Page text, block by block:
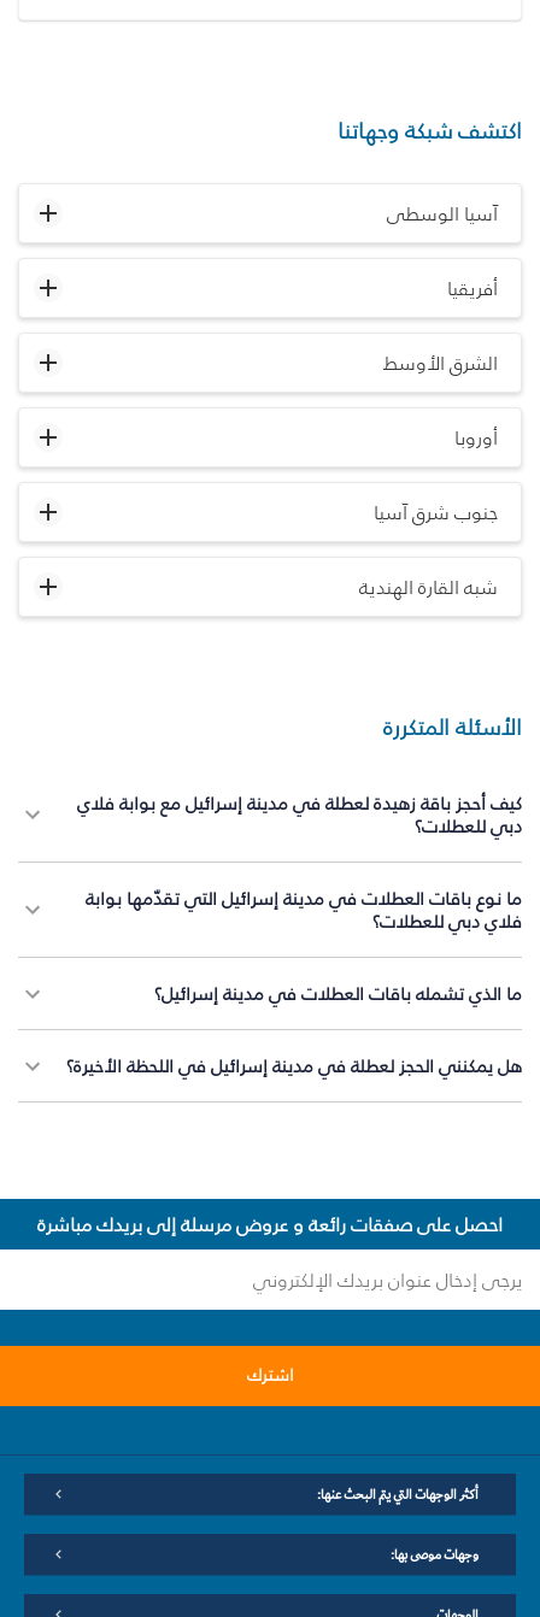
اكتشف شبكة وجهاتنا
آسيا الوسطى
أفريقيا
الشرق الأوسط
أوروبا
جنوب شرق آسيا
شبه القارة الهندية
الأسئلة المتكررة
كيف أحجز باقة زهيدة لعطلة في مدينة إسرائيل مع بوابة فلاي
دبي للعطلات؟
ما نوع باقات العطلات في مدينة إسرائيل التي تقدّمها بوابة
فلاي دبي للعطلات؟
ما الذي تشمله باقات العطلات في مدينة إسرائيل؟
هل يمكنني الحجز لعطلة في مدينة إسرائيل في اللحظة الأخيرة؟
احصل على صفقات رائعة و عروض مرسلة إلى بريدك مباشرة
اشترك
أكثر الوجهات التي يتم البحث عنها:
وجهات موصى بها: